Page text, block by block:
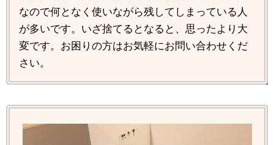
なので何となく使いながら残してしまっている人
が多いです。いざ捨てるとなると、思ったより大
変です。お困りの方はお気軽にお問い合わせくだ
さい。